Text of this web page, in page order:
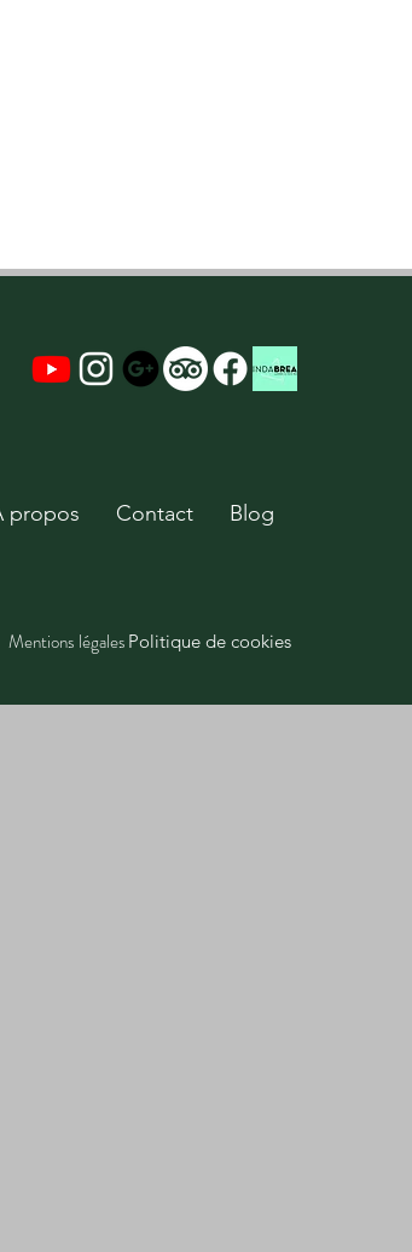
propos Contact Blog
Mentions légales Politique de cookies